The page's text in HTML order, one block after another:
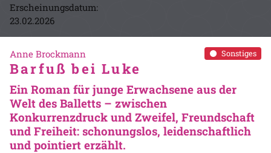
Erscheinungsdatum:
23.02.2026
Sonstiges
Anne Brockmann
Barfuß bei Luke
Ein Roman für junge Erwachsene aus der
Welt des Balletts – zwischen
Konkurrenzdruck und Zweifel, Freundschaft
und Freiheit: schonungslos, leidenschaftlich
und pointiert erzählt.